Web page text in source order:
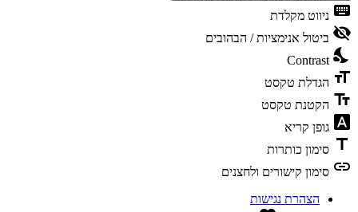
ניווט מקלדת
ביטול אנימציות / הבהובים
Contrast
הגדלת טקסט
הקטנת טקסט
גופן קריא
סימון כותרות
סימון קישורים ולחצנים
הצהרת נגישות